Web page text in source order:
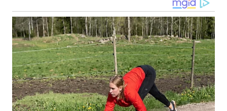
WN
KALTARA
WN
KALSEL
WN
KALTIM